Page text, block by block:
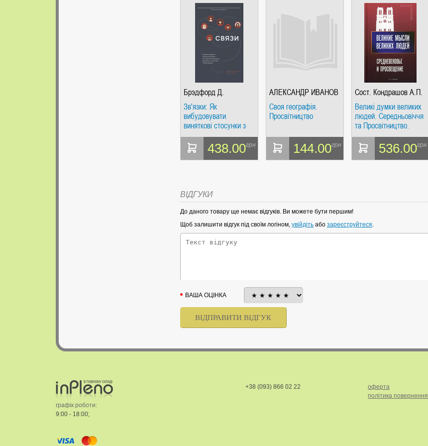
Брэдфорд Д.
Зв'язки: Як
вибудовувати
виняткові стосунки з
рідними, друзями,
колегами та
партнерами. Бредфорд
Д. Попурі
438.00грн
АЛЕКСАНДР ИВАНОВ
, АНДРЕЙ ШЕВЧЕНКО
Своя географія.
Просвітництво
144.00грн
Сост. Кондрашов А.П.
Великі думки великих
людей. Середньовіччя
та Просвітництво.
Упоряд. Кондрашов
А.П. РІПОЛ Класік
536.00грн
ВІДГУКИ
До даного товару ще немає відгуків. Ви можете бути першим!
Щоб залишити відгук під своїм логіном, увійдіть або зареєструйтеся.
ВАША ОЦІНКА
графік роботи:
9:00 - 18:00;
+38 (093) 866 02 22
оферта
політика повернення